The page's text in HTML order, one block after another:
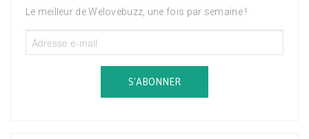
Le meilleur de Welovebuzz, une fois par semaine !
S'ABONNER